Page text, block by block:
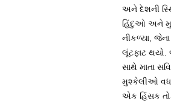
અને દેશની
હિંદુઓ અને
નીકળ્યા,
લૂંટફાટ થયો.
સાથે માતા
મુશ્કેલીઓ
એક હિંસક